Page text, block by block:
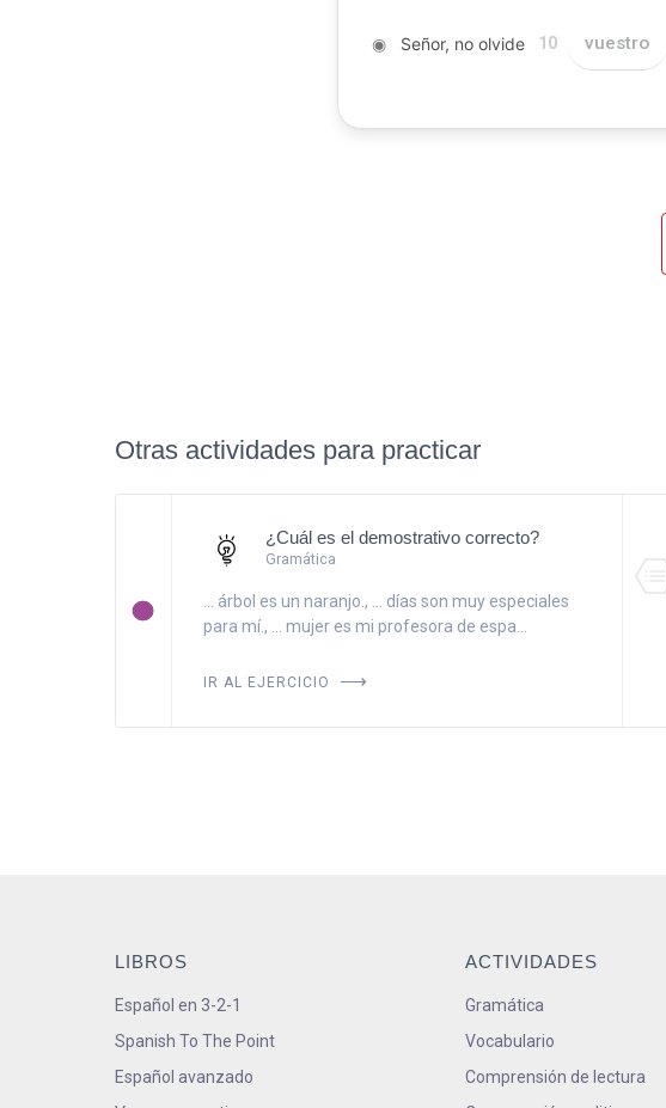
◉Señor, no olvide 10 vuestro
Otras actividades para practicar
¿Cuál es el demostrativo correcto?
Gramática
... árbol es un naranjo., ... días son muy especiales
para mí., ... mujer es mi profesora de espa...
IR AL EJERCICIO
LIBROS
Español en 3-2-1
Spanish To The Point
Español avanzado
ACTIVIDADES
Gramática
Vocabulario
Comprensión de lectura